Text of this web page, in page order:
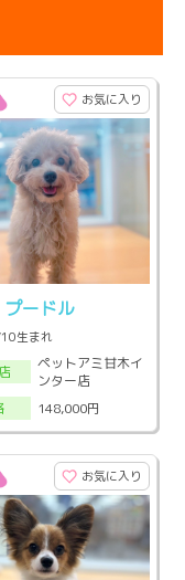
お気に入り
プードル
生まれ
ペットアミ甘木イ
ンター店
148,000円
お気に入り